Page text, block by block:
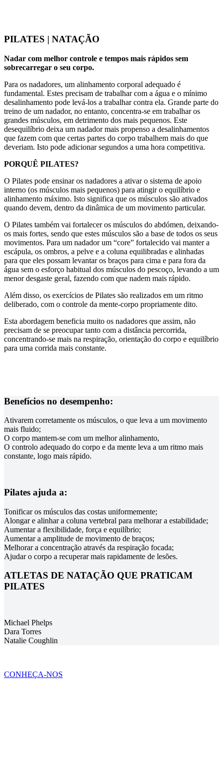
PILATES | NATAÇÃO
Nadar com melhor controle e tempos mais rápidos sem
sobrecarregar o seu corpo.
Para os nadadores, um alinhamento corporal adequado é
fundamental. Estes precisam de trabalhar com a água e o mínimo
desalinhamento pode levá-los a trabalhar contra ela. Grande parte do
treino de um nadador, no entanto, concentra-se em trabalhar os
grandes músculos, em detrimento dos mais pequenos. Este
desequilíbrio deixa um nadador mais propenso a desalinhamentos
que fazem com que certas partes do corpo trabalhem mais do que
deveriam. Isto pode adicionar segundos a uma hora competitiva.
PORQUÊ PILATES?
O Pilates pode ensinar os nadadores a ativar o sistema de apoio
interno (os músculos mais pequenos) para atingir o equilíbrio e
alinhamento máximo. Isto significa que os músculos são ativados
quando devem, dentro da dinâmica de um movimento particular.
O Pilates também vai fortalecer os músculos do abdómen, deixando-
os mais fortes, sendo que estes músculos são a base de todos os seus
movimentos. Para um nadador um “core” fortalecido vai manter a
escápula, os ombros, a pelve e a coluna equilibradas e alinhadas
para que eles possam levantar os braços para cima e para fora da
água sem o esforço habitual dos músculos do pescoço, levando a um
menor desgaste geral, fazendo com que nadem mais rápido.
Além disso, os exercícios de Pilates são realizados em um ritmo
deliberado, com o controle da mente-corpo propriamente dito.
Esta abordagem beneficia muito os nadadores que assim, não
precisam de se preocupar tanto com a distância percorrida,
concentrando-se mais na respiração, orientação do corpo e equilíbrio
para uma corrida mais constante.
Benefícios no desempenho:
Ativarem corretamente os músculos, o que leva a um movimento
mais fluido;
O corpo mantem-se com um melhor alinhamento,
O controlo adequado do corpo e da mente leva a um ritmo mais
constante, logo mais rápido.
Pilates ajuda a:
Tonificar os músculos das costas uniformemente;
Alongar e alinhar a coluna vertebral para melhorar a estabilidade;
Aumentar a flexibilidade, força e equilíbrio;
Aumentar a amplitude de movimento de braços;
Melhorar a concentração através da respiração focada;
Ajudar o corpo a recuperar mais rapidamente de lesões.
ATLETAS DE NATAÇÃO QUE PRATICAM
PILATES
Michael Phelps
Dara Torres
Natalie Coughlin
CONHEÇA-NOS